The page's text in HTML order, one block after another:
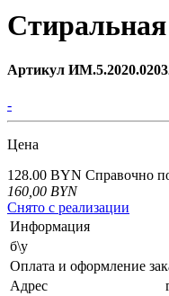
Артикул
-
Цена
128.00 BYN Справочно
160,00 BYN
Снято с реализации
Информация
б\у
Оплата и оформление
Адрес